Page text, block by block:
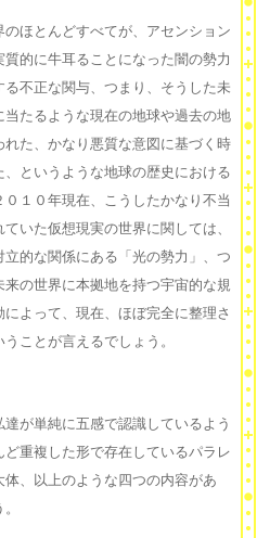
ほとんどすべてが、アセンション
的に牛耳ることになった闇の勢力
不正な関与、つまり、そうした未
たるような現在の地球や過去の地
た、かなり悪質な意図に基づく時
というような地球の歴史における
１０年現在、こうしたかなり不当
いた仮想現実の世界に関しては、
的な関係にある「光の勢力」、つ
の世界に本拠地を持つ宇宙的な規
よって、現在、ほぼ完全に整理さ
ことが言えるでしょう。
が単純に五感で認識しているよう
重複した形で存在しているパラレ
、以上のような四つの内容があ